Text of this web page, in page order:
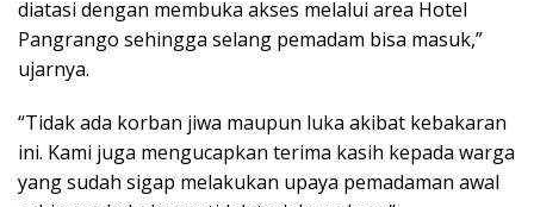
diatasi dengan membuka akses melalui area Hotel
Pangrango sehingga selang pemadam bisa masuk,”
ujarnya.
“Tidak ada korban jiwa maupun luka akibat kebakaran
ini. Kami juga mengucapkan terima kasih kepada warga
yang sudah sigap melakukan upaya pemadaman awal